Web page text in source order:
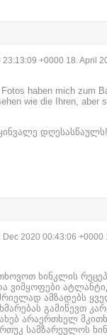
+0000 18. April
haben mich zum
wie die Ihren, aber
დღესასწაულს!
Dec 2020 00:43:06
ხინკლის
ვიმყოფები
ამზადებს
გამიწევთ
არაერთხელ
სამზარეულოს